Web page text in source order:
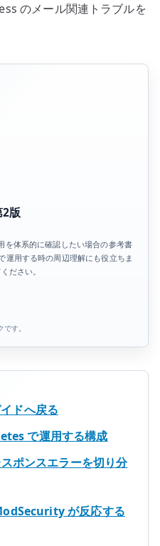
のメール関連トラブルを
版
体系的に確認したい場合の参考書
用する時の周辺理解にも役立ちま
ださい。
す。
ドへ戻る
で運用する構成
ポンスエラーを切り分
が反応する